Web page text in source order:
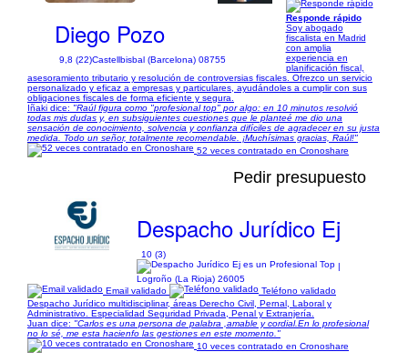
Diego Pozo
9,8 (22)Castellbisbal (Barcelona) 08755
Responde rápido
Soy abogado
fiscalista en Madrid
con amplia
experiencia en
planificación fiscal,
asesoramiento tributario y resolución de controversias fiscales. Ofrezco un servicio
personalizado y eficaz a empresas y particulares, ayudándoles a cumplir con sus
obligaciones fiscales de forma eficiente y segura.
Iñaki dice: "Raúl figura como "profesional top" por algo: en 10 minutos resolvió
todas mis dudas y, en subsiguientes cuestiones que le planteé me dio una
sensación de conocimiento, solvencia y confianza difíciles de agradecer en su justa
medida. Todo un señor, totalmente recomendable. ¡Muchísimas gracias, Raúl!"
52 veces contratado en Cronoshare
Pedir presupuesto
Despacho Jurídico Ej
10 (3)
|
Logroño (La Rioja) 26005
Email validado
Teléfono validado
Despacho Jurídico multidisciplinar, áreas Derecho Civil, Pernal, Laboral y
Administrativo. Especialidad Seguridad Privada, Penal y Extranjería.
Juan dice: "Carlos es una persona de palabra ,amable y cordial.En lo profesional
no lo sé, me esta hacienfo las gestiones en este momento."
10 veces contratado en Cronoshare